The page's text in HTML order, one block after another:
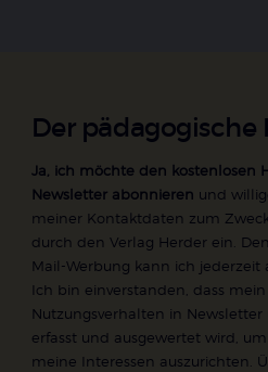
Der pädagogische
Ja, ich möchte den kostenlosen
Newsletter abonnieren und
meiner Kontaktdaten zum
durch den Verlag Herder ein.
Mail-Werbung kann ich jederzeit
Ich bin einverstanden, dass
Nutzungsverhalten in Newsletter
erfasst und ausgewertet wird,
meine Interessen auszurichten.